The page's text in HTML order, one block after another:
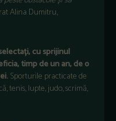
Alina Dumitru,
cu sprijinul
timp de un an, de o
Sporturile practicate de
tenis, lupte, judo, scrimă,